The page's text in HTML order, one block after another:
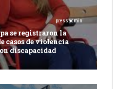
pressadmin
se registraron la
casos de violencia
discapacidad